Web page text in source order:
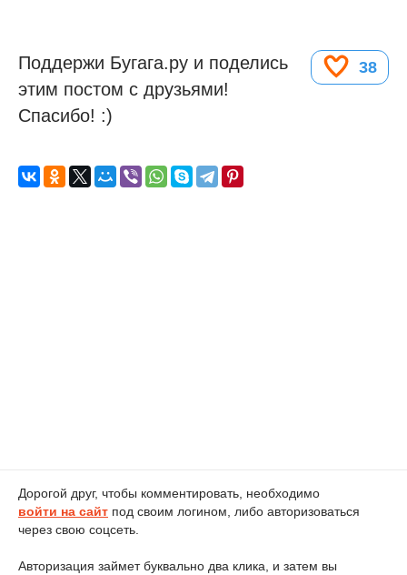
38
Поддержи Бугага.ру и поделись
этим постом с друзьями!
Спасибо! :)
Дорогой друг, чтобы комментировать, необходимо
войти на сайт под своим логином, либо авторизоваться
через свою соцсеть.
Авторизация займет буквально два клика, и затем вы